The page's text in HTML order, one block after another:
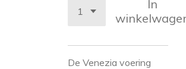
In
De Venezia voering